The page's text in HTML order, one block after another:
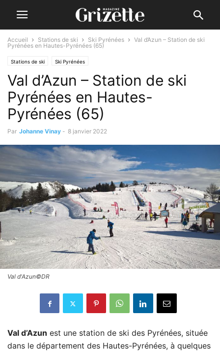
Accueil Stations de ski Ski Pyrénées
Val d’Azun – Station de ski
Pyrénées en Hautes-Pyrénées (65)
Stations de ski Ski Pyrénées
Val d’Azun – Station de ski
Pyrénées en Hautes-
Pyrénées (65)
Par Johanne Vinay - 8 janvier 2022
Val d'Azun©DR
Val d’Azun est une station de ski des Pyrénées, située
dans le département des Hautes-Pyrénées, à quelques